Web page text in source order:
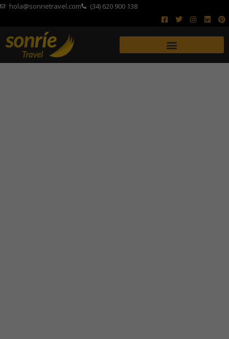
hola@sonrietravel.com (34) 620 900 138